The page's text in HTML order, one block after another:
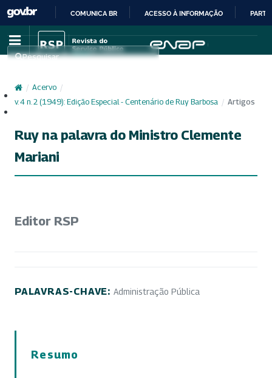
IR
PARA
COMUNICA BR ACESSO À INFORMAÇÃO
Pesquisar
/ Acervo /
v. 4 n. 2 (1949): Edição Especial - Centenário de Ruy Barbosa / Artigos
Ruy na palavra do Ministro Clemente
Mariani
Editor RSP
PALAVRAS-CHAVE: Administração Pública
Resumo